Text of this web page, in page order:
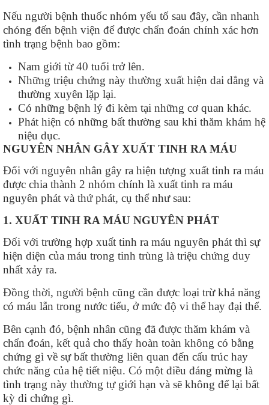
Nếu người bệnh thuốc nhóm yếu tố sau đây, cần nhanh
chóng đến bệnh viện để được chẩn đoán chính xác hơn
tình trạng bệnh bao gồm:
Nam giới từ 40 tuổi trở lên.
Những triệu chứng này thường xuất hiện dai dẳng và
thường xuyên lặp lại.
Có những bệnh lý đi kèm tại những cơ quan khác.
Phát hiện có những bất thường sau khi thăm khám hệ
niệu dục.
NGUYÊN NHÂN GÂY XUẤT TINH RA MÁU
Đối với nguyên nhân gây ra hiện tượng xuất tinh ra máu
được chia thành 2 nhóm chính là xuất tinh ra máu
nguyên phát và thứ phát, cụ thể như sau:
1. XUẤT TINH RA MÁU NGUYÊN PHÁT
Đối với trường hợp xuất tinh ra máu nguyên phát thì sự
hiện diện của máu trong tinh trùng là triệu chứng duy
nhất xảy ra.
Đồng thời, người bệnh cũng cần được loại trừ khả năng
có máu lẫn trong nước tiểu, ở mức độ vi thể hay đại thể.
Bên cạnh đó, bệnh nhân cũng đã được thăm khám và
chẩn đoán, kết quả cho thấy hoàn toàn không có bằng
chứng gì về sự bất thường liên quan đến cấu trúc hay
chức năng của hệ tiết niệu. Có một điều đáng mừng là
tình trạng này thường tự giới hạn và sẽ không để lại bất
kỳ di chứng gì.